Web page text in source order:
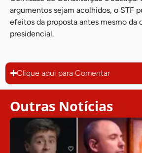
argumentos sejam acolhidos, o STF
efeitos da proposta antes mesmo da
presidencial.
Clique aqui para Comentar
Outras Notícias